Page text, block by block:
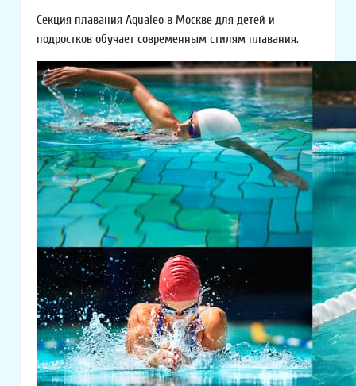
Секция плавания Aqualeo в Москве для детей и
подростков обучает современным стилям плавания.